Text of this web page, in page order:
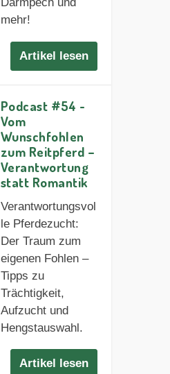
mehr!
Artikel lesen
Podcast #54 -
Vom
Wunschfohlen
zum Reitpferd –
Verantwortung
statt Romantik
Verantwortungsvol
le Pferdezucht:
Der Traum zum
eigenen Fohlen –
Tipps zu
Trächtigkeit,
Aufzucht und
Hengstauswahl.
Artikel lesen